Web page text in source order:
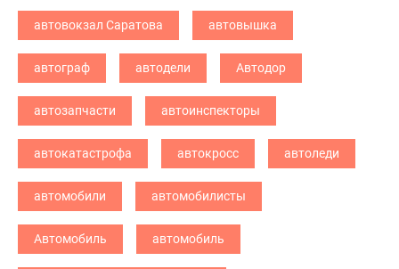
автовокзал Саратова автовышка
автограф автодели Автодор
автозапчасти автоинспекторы
автокатастрофа автокросс автоледи
автомобили автомобилисты
Автомобиль автомобиль